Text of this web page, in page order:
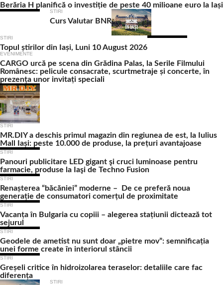
Berăria H planifică o investiție de peste 40 milioane euro la Iași
STIRI
Curs Valutar BNR
STIRI
Topul știrilor din Iași, Luni 10 August 2026
EVENIMENTE
CARGO urcă pe scena din Grădina Palas, la Serile Filmului
Românesc: pelicule consacrate, scurtmetraje și concerte, în
prezența unor invitați speciali
STIRI
MR.DIY a deschis primul magazin din regiunea de est, la Iulius
Mall Iași: peste 10.000 de produse, la prețuri avantajoase
STIRI
Panouri publicitare LED gigant şi cruci luminoase pentru
farmacie, produse la Iaşi de Techno Fusion
STIRI
Renașterea “băcăniei” moderne – De ce preferă noua
generație de consumatori comerțul de proximitate
STIRI
Vacanța în Bulgaria cu copiii – alegerea stațiunii dictează tot
sejurul
STIRI
Geodele de ametist nu sunt doar „pietre mov”: semnificația
unei forme create în interiorul stâncii
STIRI
Greșeli critice în hidroizolarea teraselor: detaliile care fac
diferența
STIRI